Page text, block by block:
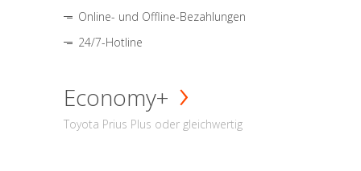
Online- und Offline-Bezahlungen
24/7-Hotline
Economy+
Toyota Prius Plus oder gleichwertig